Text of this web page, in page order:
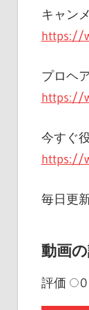
キャン
https://
プロヘ
https://
今すぐ
https://
動画
評価 0